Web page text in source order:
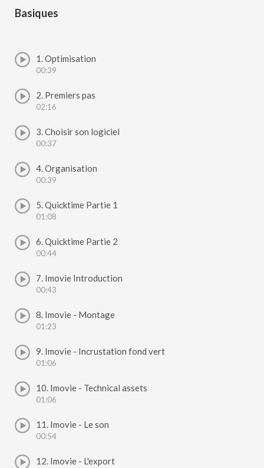
Basiques
1. Optimisation
00:39
2. Premiers pas
02:16
3. Choisir son logiciel
00:37
4. Organisation
00:39
5. Quicktime Partie 1
01:08
6. Quicktime Partie 2
00:44
7. Imovie Introduction
00:43
8. Imovie - Montage
01:23
9. Imovie - Incrustation fond vert
01:06
10. Imovie - Technical assets
01:06
11. Imovie - Le son
00:54
12. Imovie - L'export